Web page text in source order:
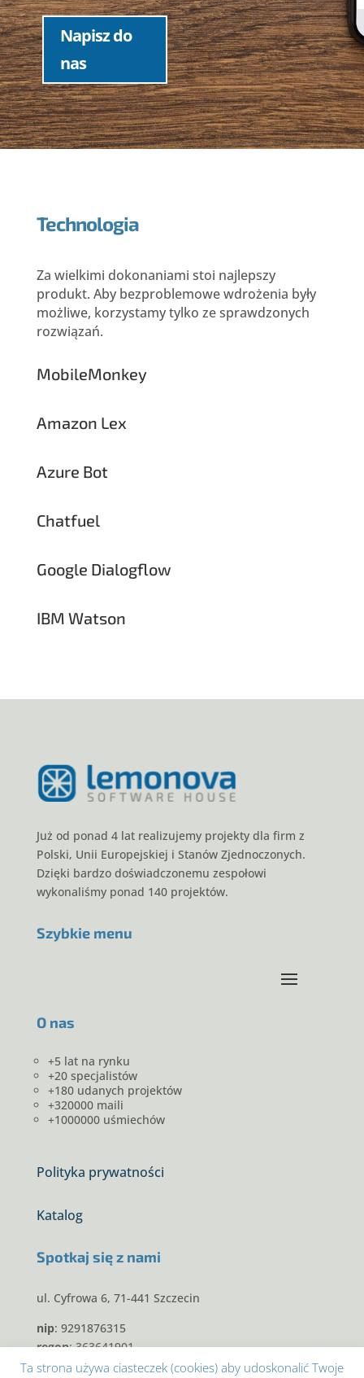
Napisz do
nas
Technologia
Za wielkimi dokonaniami stoi najlepszy
produkt. Aby bezproblemowe wdrożenia były
możliwe, korzystamy tylko ze sprawdzonych
rozwiązań.
MobileMonkey
Amazon Lex
Azure Bot
Chatfuel
Google Dialogflow
IBM Watson
Już od ponad 4 lat realizujemy projekty dla firm z
Polski, Unii Europejskiej i Stanów Zjednoczonych.
Dzięki bardzo doświadczonemu zespołowi
wykonaliśmy ponad 140 projektów.
Szybkie menu
O nas
+5 lat na rynku
+20 specjalistów
+180 udanych projektów
+320000 maili
+1000000 uśmiechów
Polityka prywatności
Katalog
Spotkaj się z nami
ul. Cyfrowa 6, 71-441 Szczecin
nip: 9291876315
regon: 363641901
krs: 0000600307
Ta strona używa ciasteczek (cookies) aby udoskonalić Twoje